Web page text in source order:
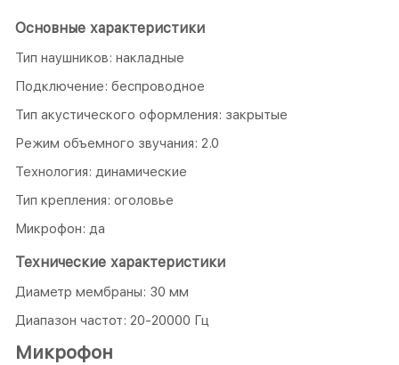
Основные характеристики
Тип наушников: накладные
Подключение: беспроводное
Тип акустического оформления: закрытые
Режим объемного звучания: 2.0
Технология: динамические
Тип крепления: оголовье
Микрофон: да
Технические характеристики
Диаметр мембраны: 30 мм
Диапазон частот: 20-20000 Гц
Микрофон